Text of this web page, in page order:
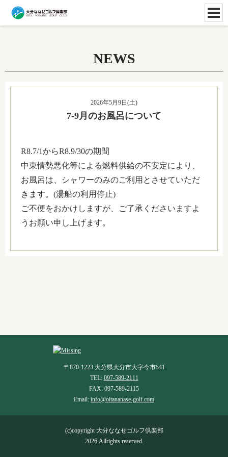
NEWS
2026年5月9日(土)
7-9月のお風呂について
R8.7/1からR8.9/30の期間
中東情勢悪化等による燃料供給の不安定により、
お風呂は、シャワーのみのご利用とさせていただ
きます。(湯船の利用停止)
ご不便をおかけしますが、ご了承くださいますよ
うお願い申し上げます。
〒870-1223 大分県大分市大字今市541
TEL: 097-589-2111
FAX: 097-589-2115
Email: info@oitananase-golf.com
(c)copyright 大分ななせゴルフ倶楽部
2026 Allrights reserved.